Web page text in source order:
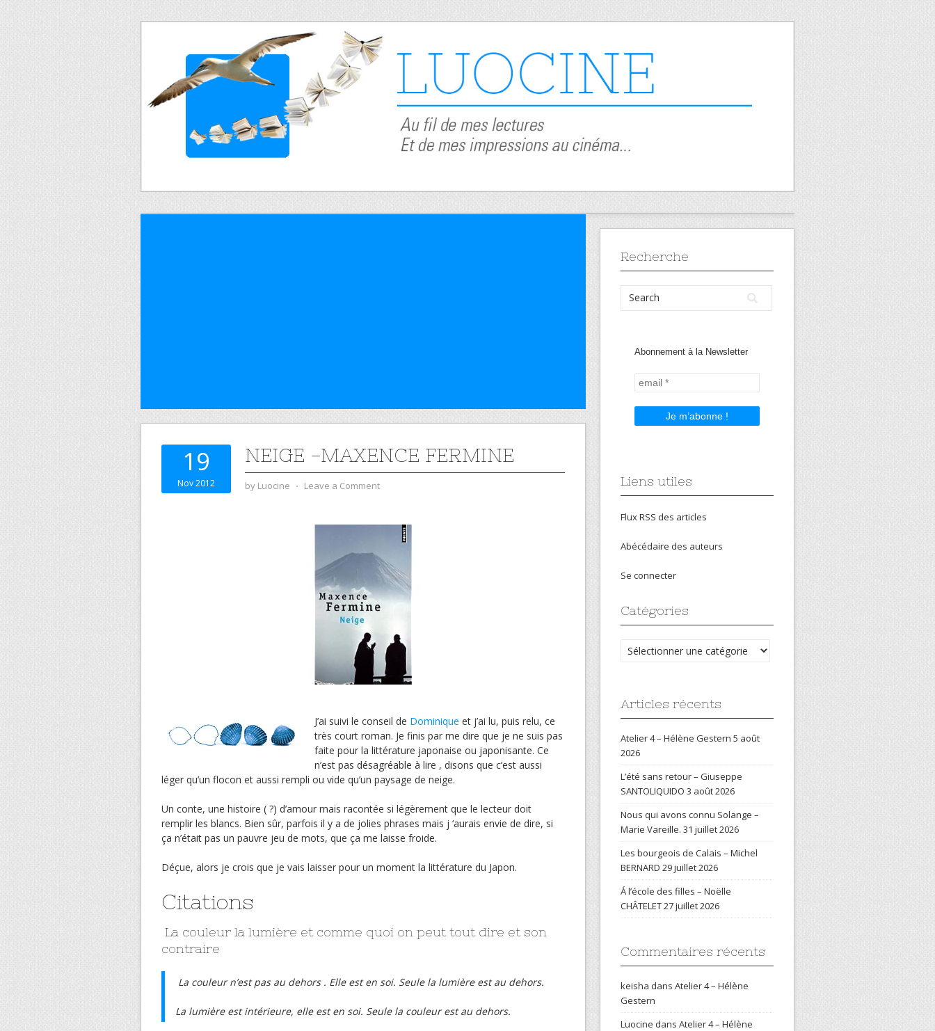
19
Nov 2012
NEIGE -MAXENCE FERMINE
by Luocine ⋅ Leave a Comment
J’ai suivi le conseil de Dominique et j’ai lu, puis relu, ce
très court roman. Je finis par me dire que je ne suis pas
faite pour la littérature japonaise ou japonisante. Ce
n’est pas désagréable à lire , disons que c’est aussi
léger qu’un flocon et aussi rempli ou vide qu’un paysage de neige.
Un conte, une histoire ( ?) d’amour mais racontée si légèrement que le lecteur doit
remplir les blancs. Bien sûr, parfois il y a de jolies phrases mais j ‘aurais envie de dire, si
ça n’était pas un pauvre jeu de mots, que ça me laisse froide.
Déçue, alors je crois que je vais laisser pour un moment la littérature du Japon.
Citations
La couleur la lumière et comme quoi on peut tout dire et son
contraire
La couleur n’est pas au dehors . Elle est en soi. Seule la lumière est au dehors.
La lumière est intérieure, elle est en soi. Seule la couleur est au dehors.
Recherche
Abonnement à la Newsletter
Liens utiles
Flux RSS des articles
Abécédaire des auteurs
Se connecter
Catégories
Catégories
Articles récents
Atelier 4 – Hélène Gestern 5 août
2026
L’été sans retour – Giuseppe
SANTOLIQUIDO 3 août 2026
Nous qui avons connu Solange –
Marie Vareille. 31 juillet 2026
Les bourgeois de Calais – Michel
BERNARD 29 juillet 2026
Á l’école des filles – Noëlle
CHÂTELET27 juillet 2026
Commentaires récents
keisha dans Atelier 4 – Hélène
Gestern
Luocine dans Atelier 4 – Hélène